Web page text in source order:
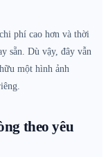
phí cao hơn và thời
sẵn. Dù vậy, đây vẫn
một hình ảnh
theo yêu